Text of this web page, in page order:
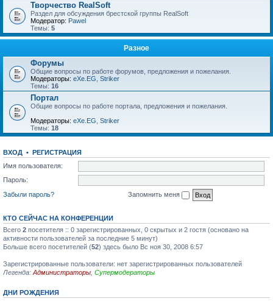
Творчество RealSoft
Раздел для обсуждения брестской группы RealSoft
Модератор: Pawel
Темы: 5
Разное
Форумы
Общие вопросы по работе форумов, предложения и пожелания.
Модераторы: eXe.EG Striker
Темы: 16
Портал
Общие вопросы по работе портала, предложения и пожелания.
Модераторы: eXe.EG Striker
Темы: 18
ВХОД • РЕГИСТРАЦИЯ
Имя пользователя:
Пароль:
Забыли пароль?
Запомнить меня
КТО СЕЙЧАС НА КОНФЕРЕНЦИИ
Всего 2 посетителя :: 0 зарегистрированных, 0 скрытых и 2 гостя (основано на
активности пользователей за последние 5 минут)
Больше всего посетителей (52) здесь было Вс ноя 30, 2008 6:57
Зарегистрированные пользователи: нет зарегистрированных пользователей
Легенда: Администраторы Супермодераторы
ДНИ РОЖДЕНИЯ